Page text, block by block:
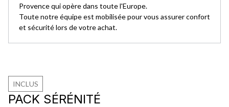
Provence qui opère dans toute l'Europe.
Toute notre équipe est mobilisée pour vous assurer confort
et sécurité lors de votre achat.
INCLUS
PACK SÉRÉNITÉ